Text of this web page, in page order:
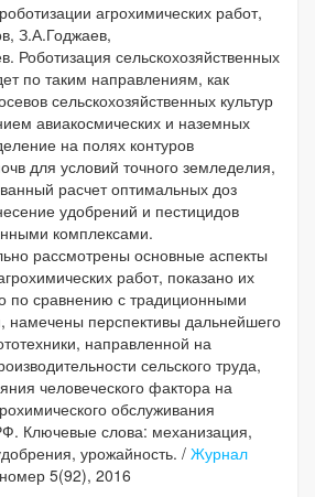
агрохимических работ,
З.А.Годжаев,
Роботизация сельскохозяйственных
по таким направлениям, как
сельскохозяйственных культур
авиакосмических и наземных
на полях контуров
для условий точного земледелия,
расчет оптимальных доз
удобрений и пестицидов
комплексами.
рассмотрены основные аспекты
работ, показано их
по сравнению с традиционными
намечены перспективы дальнейшего
направленной на
сельского труда,
человеческого фактора на
обслуживания
Ключевые слова: механизация,
урожайность. / Журнал
5(92), 2016